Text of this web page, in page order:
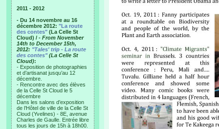
2011 - 2012
- Du 14 novembre au 16
décembre 2012: "La route
des contes" (La Celle St
Cloud) / - From November
14th to December 15th,
2012: "Tales' trip - La route
des contes"(La Celle St
Cloud):
- Exposition de photographies
et d’artisanat jusqu’au 12
décembre.
- Rencontre avec des élèves
de la Celle St Cloud le 5
décembre
Dans les salons d’exposition
de l’Hôtel de ville de la Celle St
Cloud (Yvelines) - 8E, avenue
Charles de Gaulle. Entrée libre
tous les jours de 15h à 18h00.